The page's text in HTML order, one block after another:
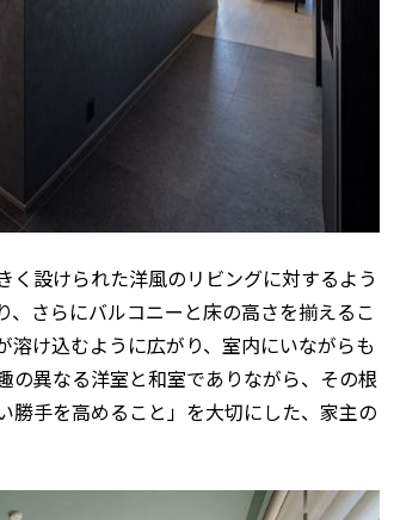
設けられた洋風のリビングに対するよう
さらにバルコニーと床の高さを揃えるこ
け込むように広がり、室内にいながらも
の異なる洋室と和室でありながら、その根
勝手を高めること」を大切にした、家主の